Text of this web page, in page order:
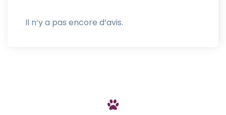
Il n’y a pas encore d’avis.